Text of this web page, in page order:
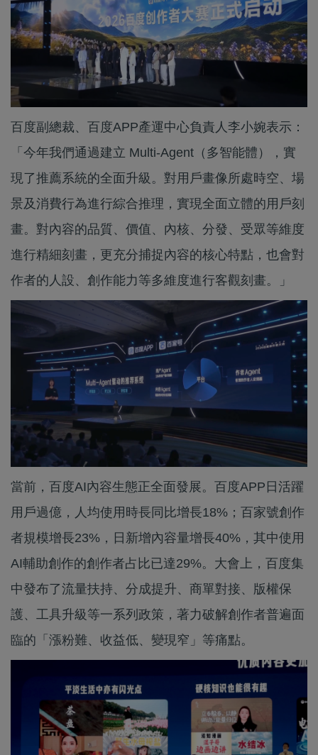
百度副總裁、百度APP產運中心負責人李小婉表示：
「今年我們通過建立 Multi-Agent（多智能體），實
現了推薦系統的全面升級。對用戶畫像所處時空、場
景及消費行為進行綜合推理，實現全面立體的用戶刻
畫。對內容的品質、價值、內核、分發、受眾等維度
進行精細刻畫，更充分捕捉內容的核心特點，也會對
作者的人設、創作能力等多維度進行客觀刻畫。」
當前，百度AI內容生態正全面發展。百度APP日活躍
用戶過億，人均使用時長同比增長18%；百家號創作
者規模增長23%，日新增內容量增長40%，其中使用
AI輔助創作的創作者占比已達29%。大會上，百度集
中發布了流量扶持、分成提升、商單對接、版權保
護、工具升級等一系列政策，著力破解創作者普遍面
臨的「漲粉難、收益低、變現窄」等痛點。